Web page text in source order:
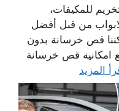
للمكيفات،
من قبل أفضل
قص خرسانة بدون
امكانية قص خرسانة
المزيد